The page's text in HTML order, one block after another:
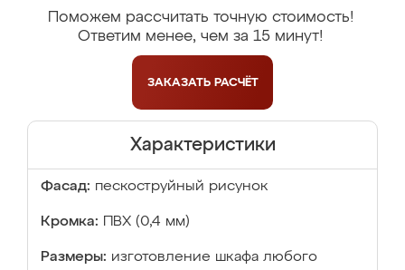
Поможем рассчитать точную стоимость!
Ответим менее, чем за 15 минут!
ЗАКАЗАТЬ РАСЧЁТ
Характеристики
Фасад: пескоструйный рисунок
Кромка: ПВХ (0,4 мм)
Размеры: изготовление шкафа любого